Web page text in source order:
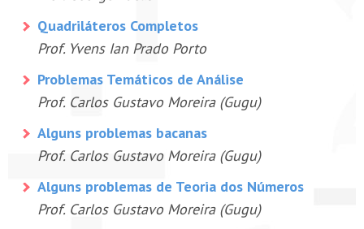
Quadriláteros Completos
Prof. Yvens Ian Prado Porto
Problemas Temáticos de Análise
Prof. Carlos Gustavo Moreira (Gugu)
Alguns problemas bacanas
Prof. Carlos Gustavo Moreira (Gugu)
Alguns problemas de Teoria dos Números
Prof. Carlos Gustavo Moreira (Gugu)